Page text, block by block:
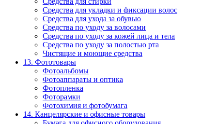
Средства для укладки и фиксации волос
Средства для ухода за обувью
Средства по уходу за волосами
Средства по уходу за кожей лица и тела
Средства по уходу за полостью рта
Чистящие и моющие средства
13. Фототовары
Фотоальбомы
Фотоаппараты и оптика
Фотопленка
Фоторамки
Фотохимия и фотобумага
14. Канцелярские и офисные товары